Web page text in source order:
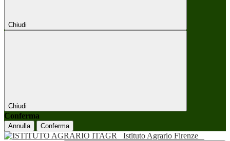
Chiudi
Chiudi
Conferma
Annulla Conferma
Istituto Agrario Firenze